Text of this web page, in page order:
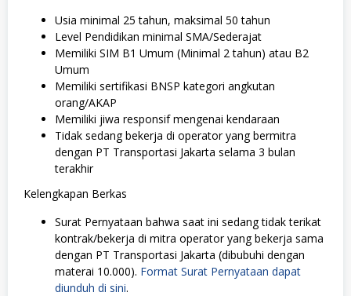
Usia minimal 25 tahun, maksimal 50 tahun
Level Pendidikan minimal SMA/Sederajat
Memiliki SIM B1 Umum (Minimal 2 tahun) atau B2
Umum
Memiliki sertifikasi BNSP kategori angkutan
orang/AKAP
Memiliki jiwa responsif mengenai kendaraan
Tidak sedang bekerja di operator yang bermitra
dengan PT Transportasi Jakarta selama 3 bulan
terakhir
Kelengkapan Berkas
Surat Pernyataan bahwa saat ini sedang tidak terikat
kontrak/bekerja di mitra operator yang bekerja sama
dengan PT Transportasi Jakarta (dibubuhi dengan
materai 10.000). Format Surat Pernyataan dapat
diunduh di sini.